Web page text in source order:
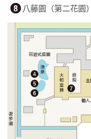
八藤園（第二花園）